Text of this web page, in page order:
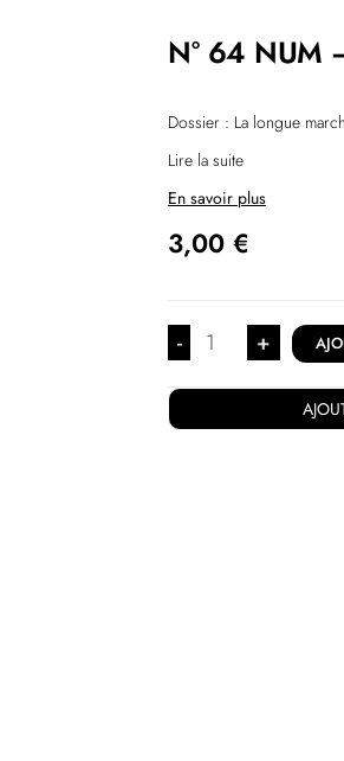
N° 64 NUM
Dossier : La longue
Lire la suite
En savoir plus
3,00 €
- +